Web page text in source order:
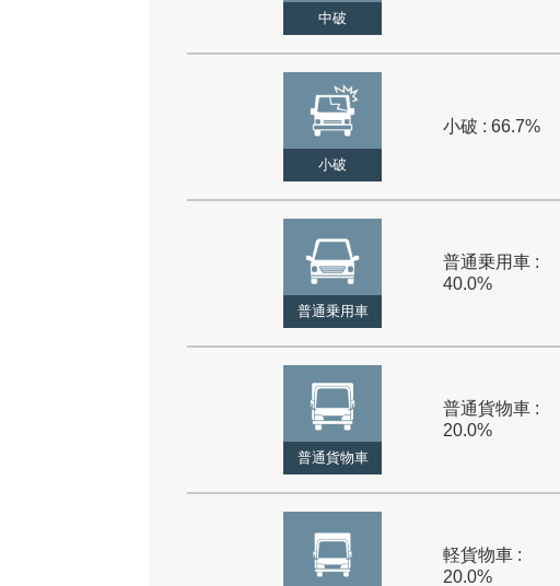
中破
小破
小破 : 66.7%
普通乗用車
普通乗用車 :
40.0%
普通貨物車
普通貨物車 :
20.0%
軽貨物車 :
20.0%